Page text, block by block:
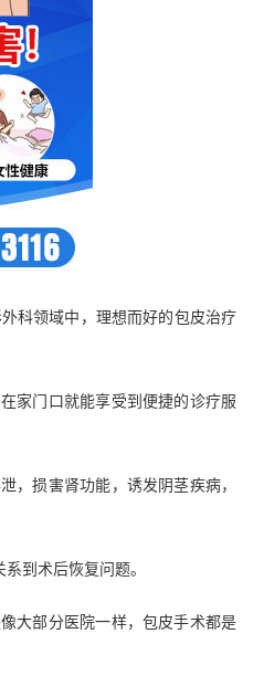
科领域中，理想而好的包皮治疗
家门口就能享受到便捷的诊疗服
损害肾功能，诱发阴茎疾病，
到术后恢复问题。
大部分医院一样，包皮手术都是